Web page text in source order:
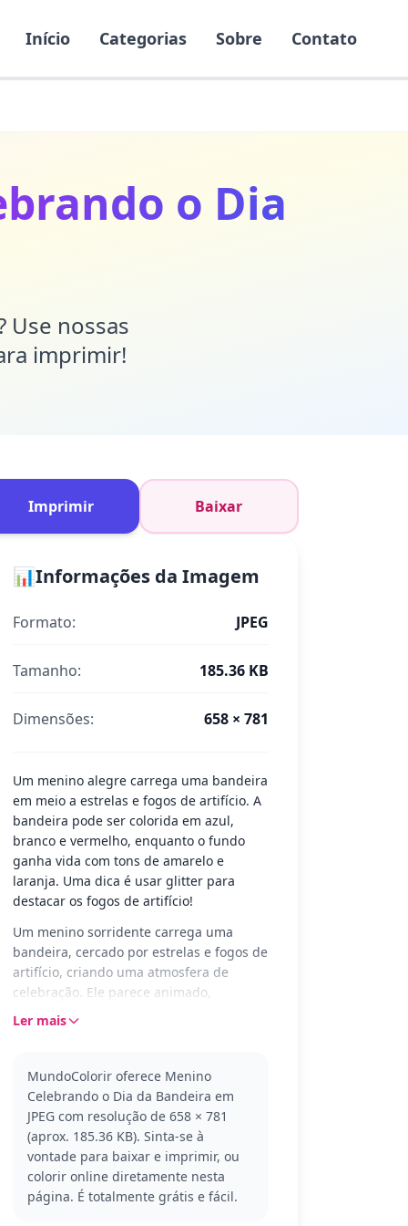
Início Categorias Sobre Contato
o Dia
Use nossas
imprimir!
Imprimir Baixar
📊Informações da Imagem
Formato: JPEG
Tamanho: 185.36 KB
Dimensões: 658 × 781
Um menino alegre carrega uma bandeira
em meio a estrelas e fogos de artifício. A
bandeira pode ser colorida em azul,
branco e vermelho, enquanto o fundo
ganha vida com tons de amarelo e
laranja. Uma dica é usar glitter para
destacar os fogos de artifício!
Um menino sorridente carrega uma
bandeira, cercado por estrelas e fogos de
artifício, criando uma atmosfera de
celebração. Ele parece animado,
trazendo um clima festivo e alegre ao
Este desenho é ideal para celebrar o Dia
da Bandeira, uma ocasião especial para
mostrar orgulho e amor pela pátria. O
personagem principal reflete o espírito
de alegria e patriotismo que a data
representa. Confira outras páginas de
colorir do Dia da Bandeira para mais
Ler mais
MundoColorir oferece Menino
Celebrando o Dia da Bandeira em
JPEG com resolução de 658 × 781
(aprox. 185.36 KB). Sinta-se à
vontade para baixar e imprimir, ou
colorir online diretamente nesta
página. É totalmente grátis e fácil.